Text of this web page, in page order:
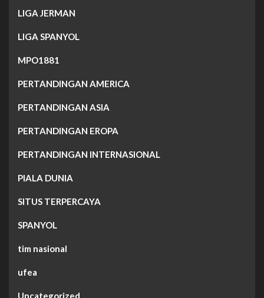
LIGA JERMAN
LIGA SPANYOL
MPO1881
PERTANDINGAN AMERICA
PERTANDINGAN ASIA
PERTANDINGAN EROPA
PERTANDINGAN INTERNASIONAL
PIALA DUNIA
SITUS TERPERCAYA
SPANYOL
tim nasional
ufea
Uncategorized